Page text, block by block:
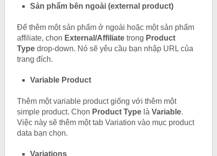
Sản phẩm bên ngoài (external product)
Để thêm một sản phẩm ở ngoài hoặc một sản phẩm
affiliate, chọn External/Affiliatetrong Product
Typedrop-down. Nó sẽ yêu cầu bạn nhập URL của
trang đích.
Variable Product
Thêm một variable product giống với thêm một
simple product. Chọn Product Typelà Variable.
Việc này sẽ thêm một tab Variation vào mục product
data bạn chọn.
Variations